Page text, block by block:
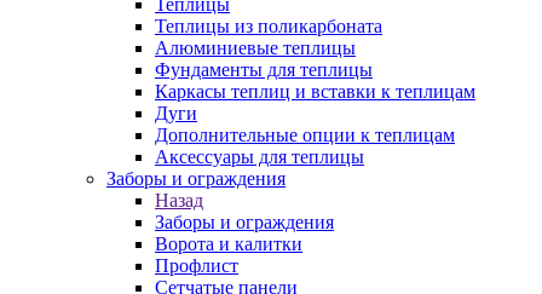
Теплицы
Теплицы из поликарбоната
Алюминиевые теплицы
Фундаменты для теплицы
Каркасы теплиц и вставки к теплицам
Дуги
Дополнительные опции к теплицам
Аксессуары для теплицы
Заборы и ограждения
Назад
Заборы и ограждения
Ворота и калитки
Профлист
Сетчатые панели